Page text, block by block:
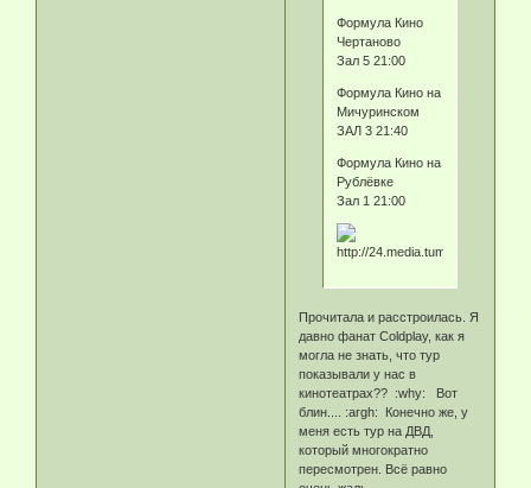
Формула Кино
Чертаново
Зал 5 21:00
Формула Кино на
Мичуринском
ЗАЛ 3 21:40
Формула Кино на
Рублёвке
Зал 1 21:00
Прочитала и расстроилась. Я
давно фанат Coldplay, как я
могла не знать, что тур
показывали у нас в
кинотеатрах?? :why: Вот
блин.... :argh: Конечно же, у
меня есть тур на ДВД,
который многократно
пересмотрен. Всё равно